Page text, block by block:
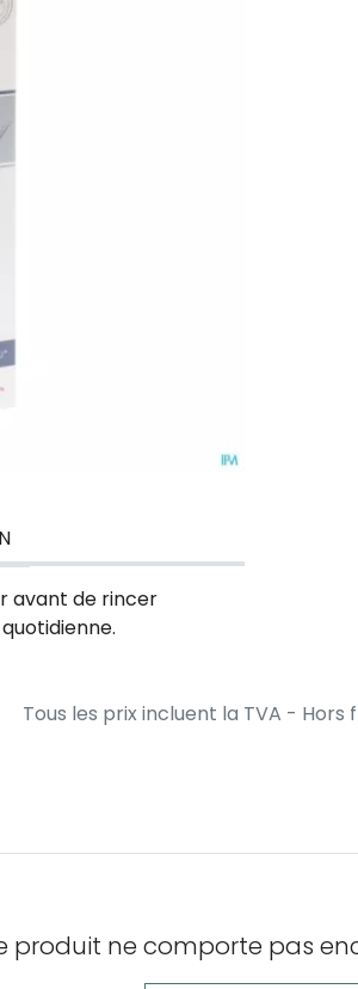
avant de rincer
Tous les prix incluent la TVA - Hors
produit ne comporte pas